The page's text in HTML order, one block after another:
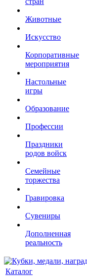
Животные
Искусство
Корпоративные
мероприятия
Настольные
игры
Образование
Профессии
Праздники
родов войск
Семейные
торжества
Гравировка
Сувениры
Дополненная
реальность
Каталог